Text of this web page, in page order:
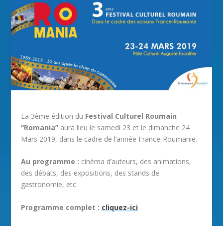
La 3ème édition du Festival Culturel Roumain
“Romania” aura lieu le samedi 23 et le dimanche 24
Mars 2019, dans le cadre de l’année France-Roumanie.
Au programme : cinéma d’auteurs, des animations,
des débats, des expositions, des stands de
gastronomie, etc.
Programme complet : cliquez-ici